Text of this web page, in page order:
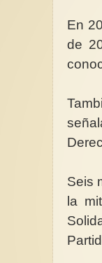
En
de
Seis
la